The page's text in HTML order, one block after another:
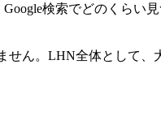
検索でどのくら
せん。LHN全体として